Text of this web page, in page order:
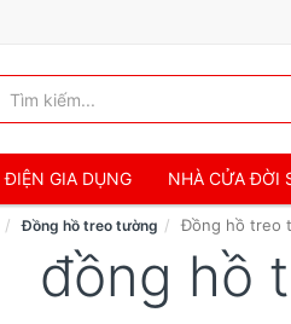
ĐIỆN GIA DỤNG NHÀ CỬA ĐỜI
Đồng hồ treo tường Đồng hồ treo
đồng hồ